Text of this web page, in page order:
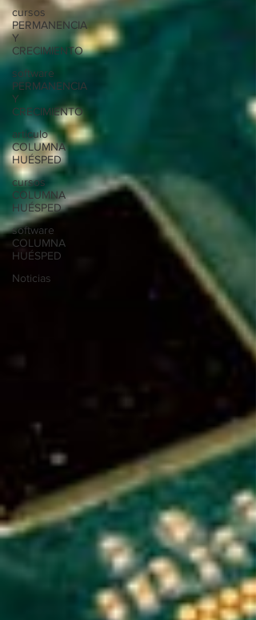
cursos
PERMANENCIA
Y
CRECIMIENTO
software
PERMANENCIA
Y
CRECIMIENTO
articulo
COLUMNA
HUÉSPED
cursos
COLUMNA
HUÉSPED
software
COLUMNA
HUÉSPED
Noticias